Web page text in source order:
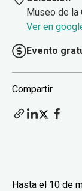
Museo de la
Ver en
Evento
Compartir
Hasta el 10 de